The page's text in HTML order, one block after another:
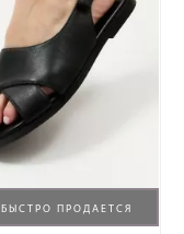
БЫСТРО ПРОДАЕТСЯ